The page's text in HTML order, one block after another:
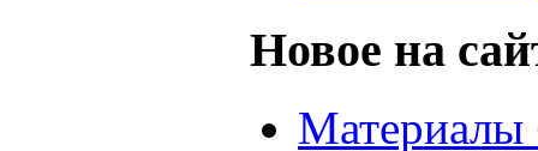
Новое на
Материалы